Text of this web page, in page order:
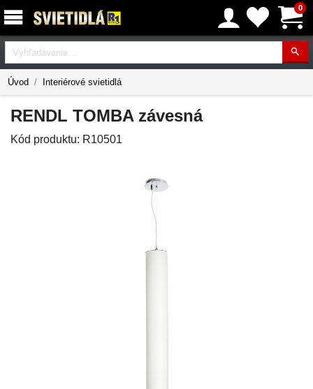
0
Vyhľadávanie
Úvod Interiérové svietidlá
RENDL TOMBA závesná
Kód produktu: R10501